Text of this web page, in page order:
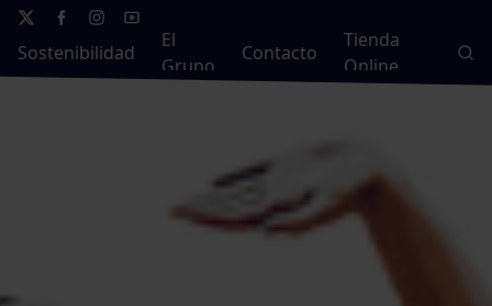
Sostenibilidad
El
Grupo
Contacto
Tienda
Online